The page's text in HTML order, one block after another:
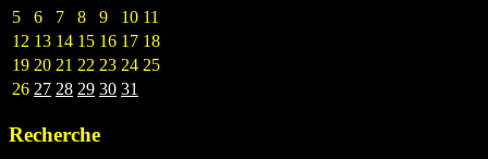
5
6 7 8 9 10 11
12 13 14 15 16 17 18
19 20 21 22 23 24 25
26 27 28 29 30 31
Recherche